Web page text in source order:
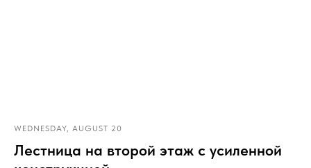
WEDNESDAY, AUGUST 20
Лестница на второй этаж с усиленной